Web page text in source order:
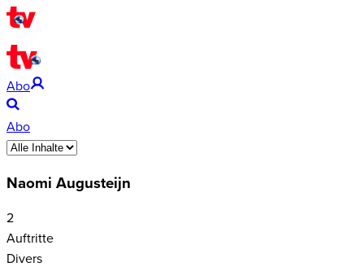
Abo
Abo
Naomi Augusteijn
2
Auftritte
Divers